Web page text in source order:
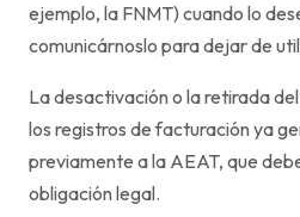
ejemplo, la FNMT) cuando lo
comunicárnoslo para dejar de
La desactivación o la retirada
los registros de facturación ya
previamente a la AEAT, que
obligación legal.